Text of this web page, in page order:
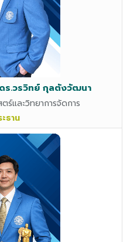
ร.วรวิทย์ กุลตังวัฒนา
และวิทยาการจัดการ
ธาน